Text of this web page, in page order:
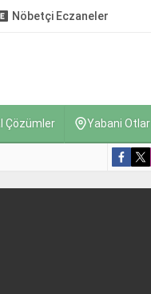
Nöbetçi Eczaneler
Çözümler Yabani Otlar